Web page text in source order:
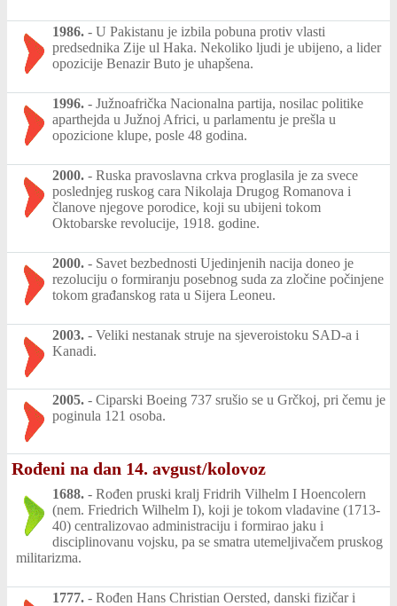
1986. - U Pakistanu je izbila pobuna protiv vlasti
predsednika Zije ul Haka. Nekoliko ljudi je ubijeno, a lider
opozicije Benazir Buto je uhapšena.
1996. - Južnoafrička Nacionalna partija, nosilac politike
aparthejda u Južnoj Africi, u parlamentu je prešla u
opozicione klupe, posle 48 godina.
2000. - Ruska pravoslavna crkva proglasila je za svece
poslednjeg ruskog cara Nikolaja Drugog Romanova i
članove njegove porodice, koji su ubijeni tokom
Oktobarske revolucije, 1918. godine.
2000. - Savet bezbednosti Ujedinjenih nacija doneo je
rezoluciju o formiranju posebnog suda za zločine počinjene
tokom građanskog rata u Sijera Leoneu.
2003. - Veliki nestanak struje na sjeveroistoku SAD-a i
Kanadi.
2005. - Ciparski Boeing 737 srušio se u Grčkoj, pri čemu je
poginula 121 osoba.
Rođeni na dan 14. avgust/kolovoz
1688. - Rođen pruski kralj Fridrih Vilhelm I Hoencolern
(nem. Friedrich Wilhelm I), koji je tokom vladavine (1713-
40) centralizovao administraciju i formirao jaku i
disciplinovanu vojsku, pa se smatra utemeljivačem pruskog
militarizma.
1777. - Rođen Hans Christian Oersted, danski fizičar i